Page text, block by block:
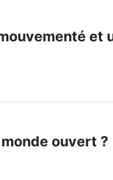
et
ouvert ?